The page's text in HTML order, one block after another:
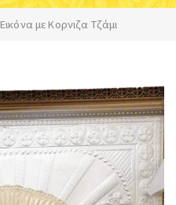
Εικόνα με Κορνιζα Τζάμι